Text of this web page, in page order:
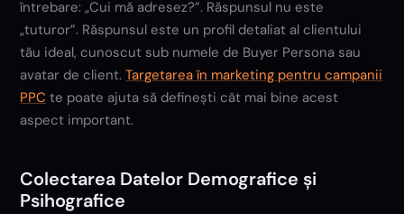
întrebare: „Cui mă adresez?”. Răspunsul nu este
„tuturor”. Răspunsul este un profil detaliat al clientului
tău ideal, cunoscut sub numele de Buyer Persona sau
avatar de client.Targetarea în marketing pentru campanii
PPC te poate ajuta să definești cât mai bine acest
aspect important.
Colectarea Datelor Demografice și
Psihografice